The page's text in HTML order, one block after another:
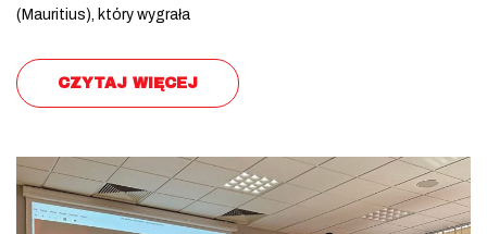
(Mauritius), który wygrała
CZYTAJ WIĘCEJ